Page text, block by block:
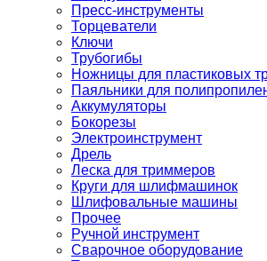
Пресс-инструменты
Торцеватели
Ключи
Трубогибы
Ножницы для пластиковых
Паяльники для
Аккумуляторы
Бокорезы
Электроинструмент
Дрель
Леска для триммеров
Круги для шлифмашинок
Шлифовальные машины
Прочее
Ручной инструмент
Сварочное оборудование